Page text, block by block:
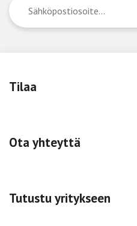
Tilaa
Ota yhteyttä
Tutustu yritykseen